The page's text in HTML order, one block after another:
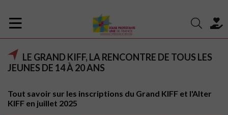
LE GRAND KIFF, LA RENCONTRE DE TOUS LES
JEUNES DE 14 À 20 ANS
Tout savoir sur les inscriptions du Grand KIFF et l'Alter
KIFF en juillet 2025